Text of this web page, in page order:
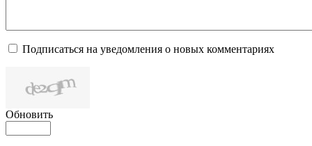
Подписаться на уведомления о новых комментариях
Обновить